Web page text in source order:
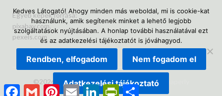
Egyéb képek forrása:
pixabay.com,
pexels.com
©2026 GyógyfüvesKertem| Design:Newspaperly
WordPress Theme
Facebook
Gmail Pinterest
Email LinkedInPrintFriendly
Ossza
Kedves Látogató! Ahogy minden más weboldal, mi is cookie-kat
használunk, amik segítenek minket a lehető legjobb
szolgáltatások nyújtásában. A honlap további használatával ezt
és az adatkezelési tájékoztatót is jóváhagyod.
Rendben, elfogadom Nem fogadom el
Adatkezelési tájékoztató